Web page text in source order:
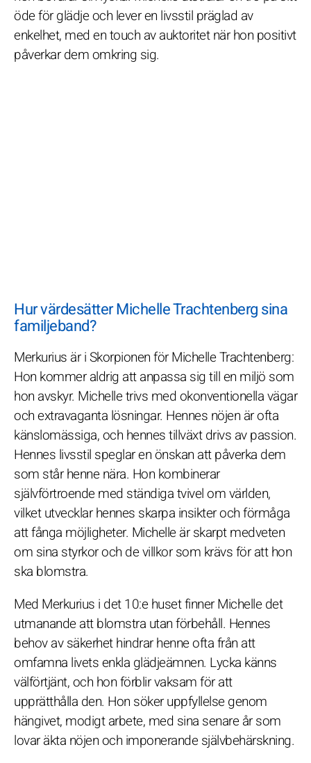
öde för glädje och lever en livsstil präglad av
enkelhet, med en touch av auktoritet när hon positivt
påverkar dem omkring sig.
Hur värdesätter Michelle Trachtenberg sina
familjeband?
Merkurius är i Skorpionen för Michelle Trachtenberg:
Hon kommer aldrig att anpassa sig till en miljö som
hon avskyr. Michelle trivs med okonventionella vägar
och extravaganta lösningar. Hennes nöjen är ofta
känslomässiga, och hennes tillväxt drivs av passion.
Hennes livsstil speglar en önskan att påverka dem
som står henne nära. Hon kombinerar
självförtroende med ständiga tvivel om världen,
vilket utvecklar hennes skarpa insikter och förmåga
att fånga möjligheter. Michelle är skarpt medveten
om sina styrkor och de villkor som krävs för att hon
ska blomstra.
Med Merkurius i det 10:e huset finner Michelle det
utmanande att blomstra utan förbehåll. Hennes
behov av säkerhet hindrar henne ofta från att
omfamna livets enkla glädjeämnen. Lycka känns
välförtjänt, och hon förblir vaksam för att
upprätthålla den. Hon söker uppfyllelse genom
hängivet, modigt arbete, med sina senare år som
lovar äkta nöjen och imponerande självbehärskning.